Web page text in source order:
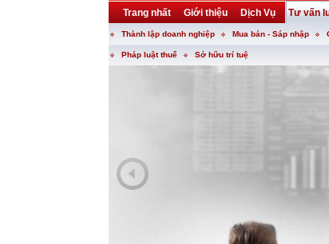
Trang nhất Giới thiệu Dịch Vụ Tư vấn
Khuyến mại Liên hệ forum utility
Thành lập doanh nghiệp Mua bán - Sáp nhập
Pháp luật thuế Sở hữu trí tuệ